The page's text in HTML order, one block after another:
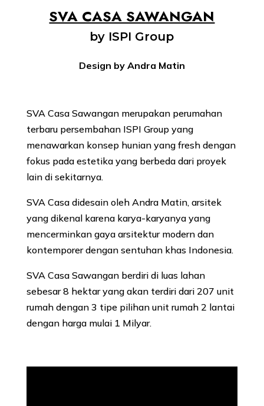
SVA CASA SAWANGAN
by ISPI Group
Design by Andra Matin
SVA Casa Sawangan merupakan perumahan
terbaru persembahan ISPI Group yang
menawarkan konsep hunian yang fresh dengan
fokus pada estetika yang berbeda dari proyek
lain di sekitarnya.
SVA Casa didesain oleh Andra Matin, arsitek
yang dikenal karena karya-karyanya yang
mencerminkan gaya arsitektur modern dan
kontemporer dengan sentuhan khas Indonesia.
SVA Casa Sawangan berdiri di luas lahan
sebesar 8 hektar yang akan terdiri dari 207 unit
rumah dengan 3 tipe pilihan unit rumah 2 lantai
dengan harga mulai 1 Milyar.